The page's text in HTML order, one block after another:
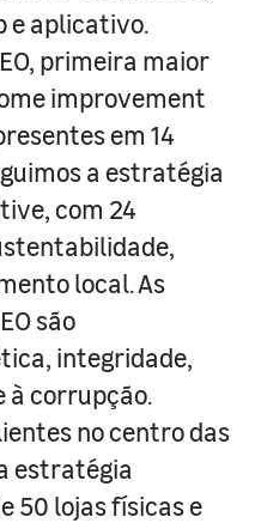
e aplicativo.
primeira maior
improvement
em 14
a estratégia
com 24
local. As
são
integridade,
à corrupção.
no centro das
estratégia
50 lojas físicas e